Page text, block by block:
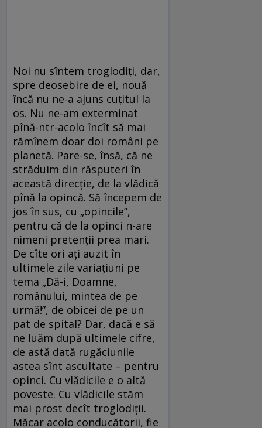
Noi nu sîntem troglodiți, dar,
spre deosebire de ei, nouă
încă nu ne-a ajuns cuțitul la
os. Nu ne-am exterminat
pînă-ntr-acolo încît să mai
rămînem doar doi români pe
planetă. Pare-se, însă, că ne
străduim din răsputeri în
această direcție, de la vlădică
pînă la opincă. Să începem de
jos în sus, cu „opincile”,
pentru că de la opinci n-are
nimeni pretenții prea mari.
De cîte ori ați auzit în
ultimele zile variațiuni pe
tema „Dă-i, Doamne,
românului, mintea de pe
urmă!”, de obicei de pe un
pat de spital? Dar, dacă e să
ne luăm după ultimele cifre,
de astă dată rugăciunile
astea sînt ascultate – pentru
opinci. Cu vlădicile e o altă
poveste. Cu vlădicile stăm
mai prost decît troglodiții.
Măcar acolo conducătorii, fie